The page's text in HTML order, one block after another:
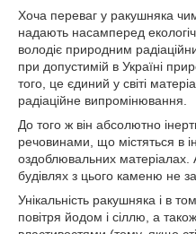
Хоча переваг у ракушняка
надають насамперед
володіє природним
при допустимій в Україні
того, це єдиний у світі
радіаційне випромінювання.
До того ж він абсолютно
речовинами, що містяться в
оздоблювальних матеріалах.
будівлях з цього каменю не
Унікальність ракушняка і в
повітря йодом і сіллю, а